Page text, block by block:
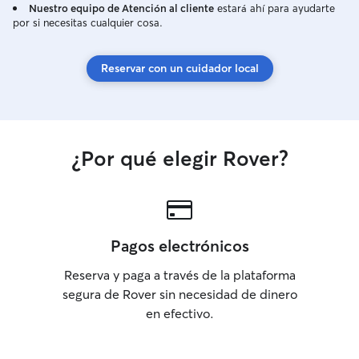
Nuestro equipo de Atención al cliente estará ahí para ayudarte
por si necesitas cualquier cosa.
Reservar con un cuidador local
¿Por qué elegir Rover?
Pagos electrónicos
Reserva y paga a través de la plataforma
segura de Rover sin necesidad de dinero
en efectivo.